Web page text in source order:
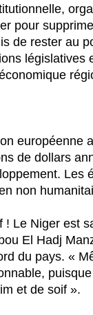
pour
de rester au
législatives
européenne
de dollars
Les
non
! Le Niger est
El Hadj
du pays. «
et de soif ».